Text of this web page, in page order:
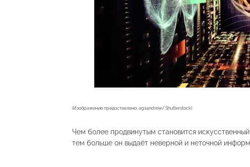
(Изображение предоставлено: agsandrew/ Shutterstock)
Чем более продвинутым становится
тем больше он выдаёт неверной и неточной